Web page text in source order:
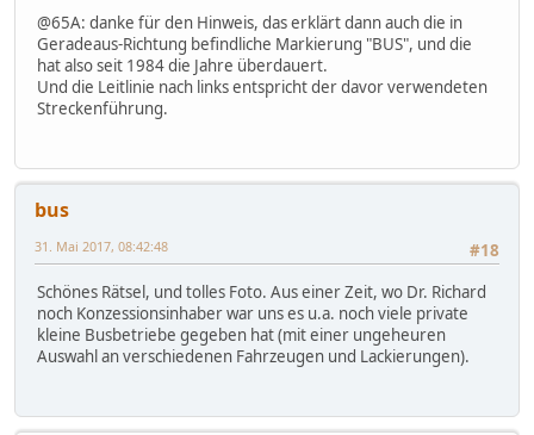
@65A: danke für den Hinweis, das erklärt dann auch die in
Geradeaus-Richtung befindliche Markierung "BUS", und die
hat also seit 1984 die Jahre überdauert.
Und die Leitlinie nach links entspricht der davor verwendeten
Streckenführung.
bus
#18
31. Mai 2017, 08:42:48
Schönes Rätsel, und tolles Foto. Aus einer Zeit, wo Dr. Richard
noch Konzessionsinhaber war uns es u.a. noch viele private
kleine Busbetriebe gegeben hat (mit einer ungeheuren
Auswahl an verschiedenen Fahrzeugen und Lackierungen).